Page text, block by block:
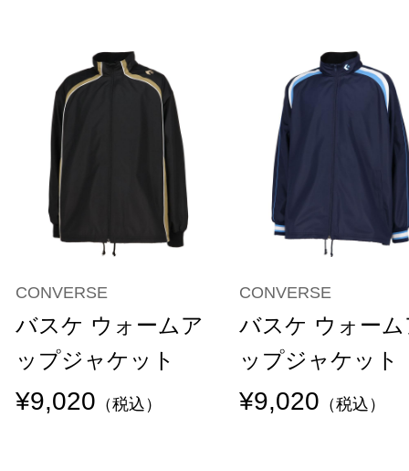
CONVERSE
バスケ ウォームア
ップジャケット
¥9,020 （税込）
CONVERSE
バスケ ウォー
ップジャケット
¥9,020 （税込）